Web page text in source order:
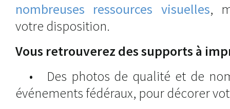
nombreuses ressources visuelles,
votre disposition.
Vous retrouverez des supports à
• Des photos de qualité et de
événements fédéraux, pour décorer